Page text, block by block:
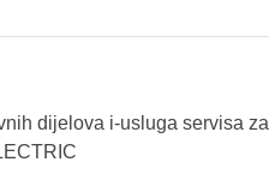
dijelova i-usluga servisa za